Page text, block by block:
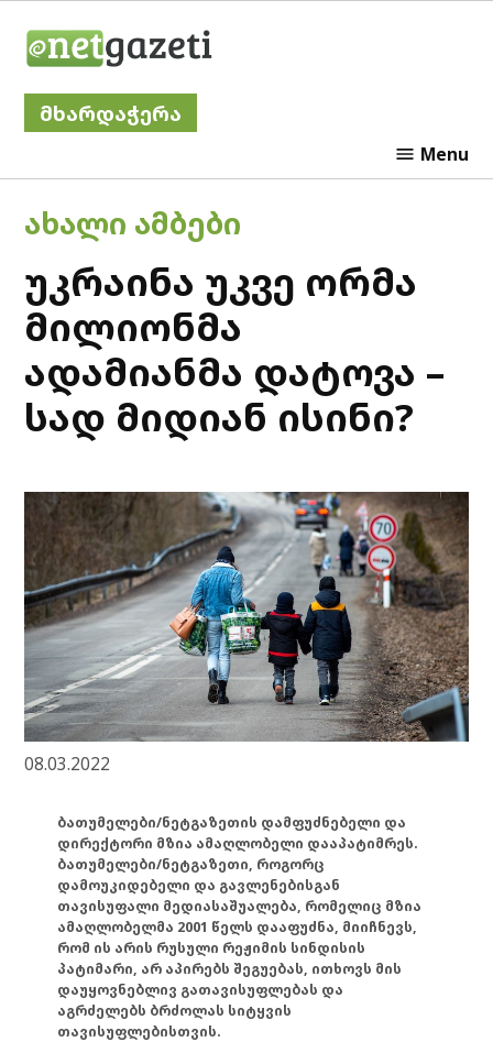
მხარდაჭერა
Menu
POSTED
ᲐᲮᲐᲚᲘ ᲐᲛᲑᲔᲑᲘ
უკრაინა უკვე ორმა
მილიონმა
ადამიანმა დატოვა –
სად მიდიან ისინი?
08.03.2022
ბათუმელები/ნეტგაზეთის დამფუძნებელი და
დირექტორი მზია ამაღლობელი დააპატიმრეს.
ბათუმელები/ნეტგაზეთი, როგორც
დამოუკიდებელი და გავლენებისგან
თავისუფალი მედიასაშუალება, რომელიც მზია
ამაღლობელმა 2001 წელს დააფუძნა, მიიჩნევს,
რომ ის არის რუსული რეჟიმის სინდისის
პატიმარი, არ აპირებს შეგუებას, ითხოვს მის
დაუყოვნებლივ გათავისუფლებას და
აგრძელებს ბრძოლას სიტყვის
თავისუფლებისთვის.